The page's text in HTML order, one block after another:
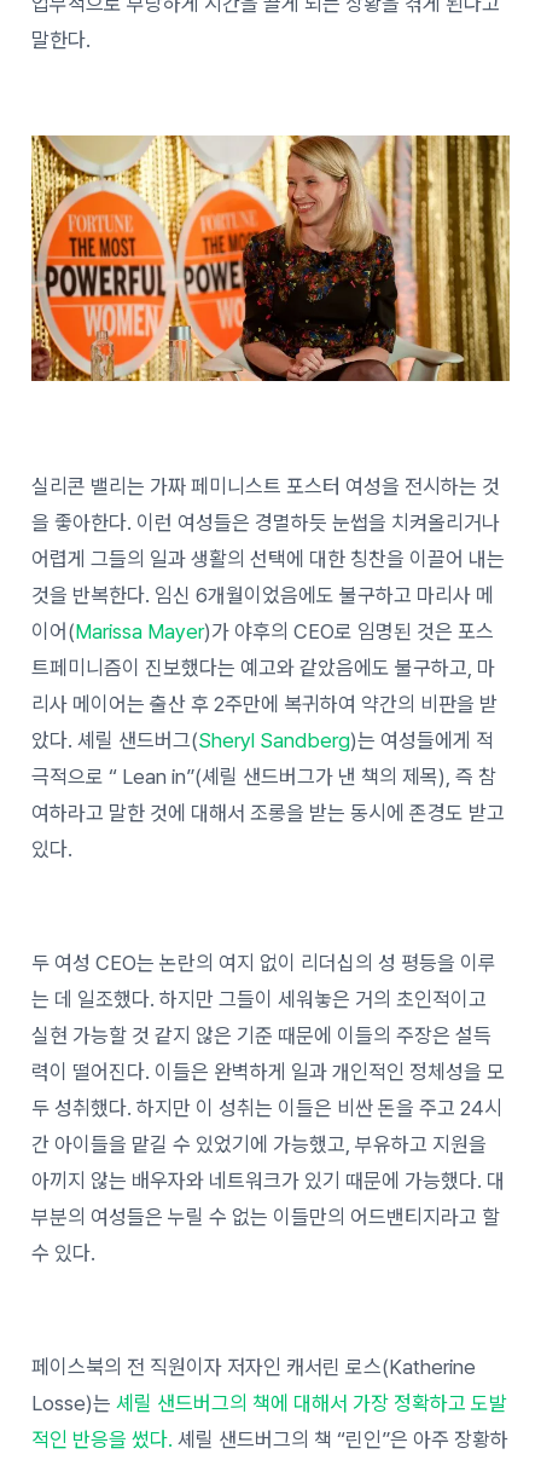
말한다.
실리콘 밸리는 가짜 페미니스트 포스터 여성을 전시하는 것
을 좋아한다. 이런 여성들은 경멸하듯 눈썹을 치켜올리거나
어렵게 그들의 일과 생활의 선택에 대한 칭찬을 이끌어 내는
것을 반복한다. 임신 6개월이었음에도 불구하고 마리사 메
이어(Marissa Mayer)가 야후의 CEO로 임명된 것은 포스
트페미니즘이 진보했다는 예고와 같았음에도 불구하고, 마
리사 메이어는 출산 후 2주만에 복귀하여 약간의 비판을 받
았다. 셰릴 샌드버그(Sheryl Sandberg)는 여성들에게 적
극적으로 “ Lean in”(셰릴 샌드버그가 낸 책의 제목), 즉 참
여하라고 말한 것에 대해서 조롱을 받는 동시에 존경도 받고
있다.
두 여성 CEO는 논란의 여지 없이 리더십의 성 평등을 이루
는 데 일조했다. 하지만 그들이 세워놓은 거의 초인적이고
실현 가능할 것 같지 않은 기준 때문에 이들의 주장은 설득
력이 떨어진다. 이들은 완벽하게 일과 개인적인 정체성을 모
두 성취했다. 하지만 이 성취는 이들은 비싼 돈을 주고 24시
간 아이들을 맡길 수 있었기에 가능했고, 부유하고 지원을
아끼지 않는 배우자와 네트워크가 있기 때문에 가능했다. 대
부분의 여성들은 누릴 수 없는 이들만의 어드밴티지라고 할
수 있다.
페이스북의 전 직원이자 저자인 캐서린 로스(Katherine
Losse)는셰릴 샌드버그의 책에 대해서 가장 정확하고 도발
적인 반응을 썼다. 셰릴 샌드버그의 책 “린인”은 아주 장황하